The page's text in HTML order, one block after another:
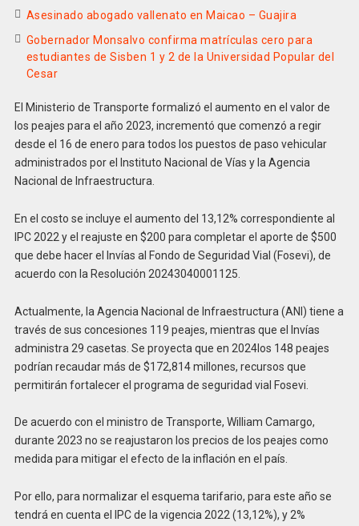
Asesinado abogado vallenato en Maicao – Guajira
Gobernador Monsalvo confirma matrículas cero para
estudiantes de Sisben 1 y 2 de la Universidad Popular del
Cesar
El Ministerio de Transporte formalizó el aumento en el valor de
los peajes para el año 2023, incrementó que comenzó a regir
desde el 16 de enero para todos los puestos de paso vehicular
administrados por el Instituto Nacional de Vías y la Agencia
Nacional de Infraestructura.
En el costo se incluye el aumento del 13,12% correspondiente al
IPC 2022 y el reajuste en $200 para completar el aporte de $500
que debe hacer el Invías al Fondo de Seguridad Vial (Fosevi), de
acuerdo con la Resolución 20243040001125.
Actualmente, la Agencia Nacional de Infraestructura (ANI) tiene a
través de sus concesiones 119 peajes, mientras que el Invías
administra 29 casetas. Se proyecta que en 2024los 148 peajes
podrían recaudar más de $172,814 millones, recursos que
permitirán fortalecer el programa de seguridad vial Fosevi.
De acuerdo con el ministro de Transporte, William Camargo,
durante 2023 no se reajustaron los precios de los peajes como
medida para mitigar el efecto de la inflación en el país.
Por ello, para normalizar el esquema tarifario, para este año se
tendrá en cuenta el IPC de la vigencia 2022 (13,12%), y 2%